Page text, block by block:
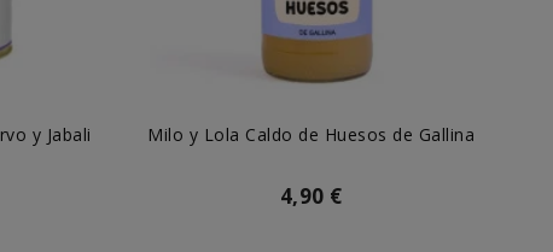
y Jabali
Milo y Lola Caldo de Huesos de Gallina
4,90 €